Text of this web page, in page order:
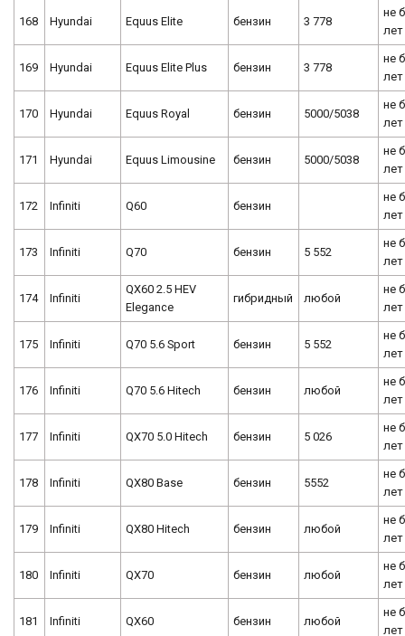
168 Hyundai Equus Elite бензин 3 778
не
лет
169 Hyundai Equus Elite Plus бензин 3 778
не
лет
170 Hyundai Equus Royal бензин 5000/5038
не
лет
171 Hyundai Equus Limousine бензин 5000/5038
не
лет
172 Infiniti Q60 бензин
не
лет
173 Infiniti Q70 бензин 5 552
не
лет
174 Infiniti
QX60 2.5 HEV
Elegance
гибридный любой
не
лет
175 Infiniti Q70 5.6 Sport бензин 5 552
не
лет
176 Infiniti Q70 5.6 Hitech бензин любой
не
лет
177 Infiniti QX70 5.0 Hitech бензин 5 026
не
лет
178 Infiniti QX80 Base бензин 5552
не
лет
179 Infiniti QX80 Hitech бензин любой
не
лет
180 Infiniti QX70 бензин любой
не
лет
181 Infiniti QX60 бензин любой
не
лет